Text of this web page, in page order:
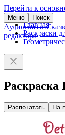
Перейти к
Меню Поиск
Аудиосказки
редактора
Главная
Раскраски
Раскраска
Распечатать На